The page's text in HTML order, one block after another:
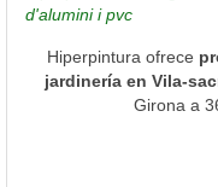
d'alumini i pvc
Hiperpintura ofrece
jardinería en Vila-
Girona a